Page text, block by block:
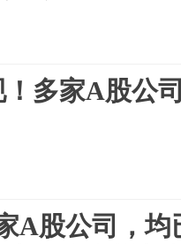
多家A股公
A股公司，